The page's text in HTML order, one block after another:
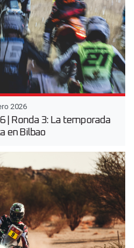
2026
| Ronda 3: La temporada
en Bilbao